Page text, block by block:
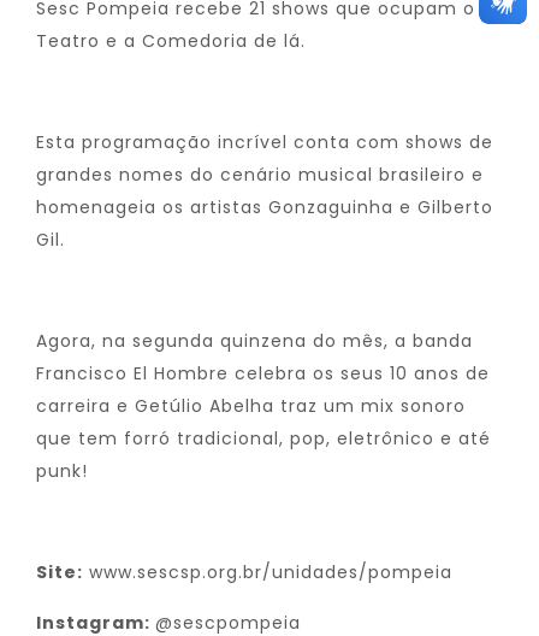
Sesc Pompeia recebe 21 shows que ocupam o
Teatro e a Comedoria de lá.
Esta programação incrível conta com shows de
grandes nomes do cenário musical brasileiro e
homenageia os artistas Gonzaguinha e Gilberto
Gil.
Agora, na segunda quinzena do mês, a banda
Francisco El Hombre celebra os seus 10 anos de
carreira e Getúlio Abelha traz um mix sonoro
que tem forró tradicional, pop, eletrônico e até
punk!
Site: www.sescsp.org.br/unidades/pompeia
Instagram: @sescpompeia